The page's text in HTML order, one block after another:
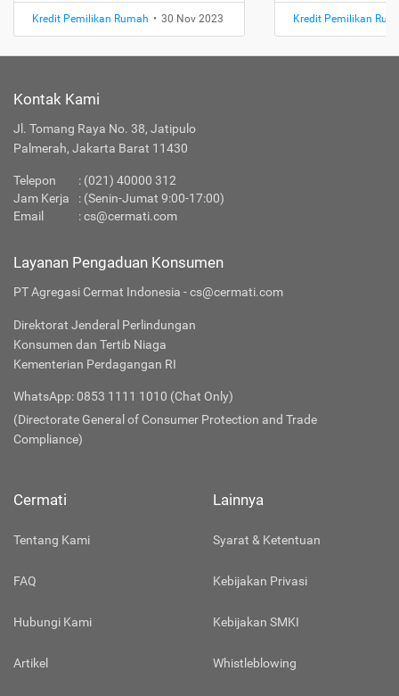
Kredit Pemilikan Rumah • 30 Nov 2023 Kredit Pemilikan
Kontak Kami
Jl. Tomang Raya No. 38, Jatipulo
Palmerah, Jakarta Barat 11430
Telepon : (021) 40000 312
Jam Kerja
: (Senin-Jumat 9:00-17:00)
Email
:cs@cermati.com
Layanan Pengaduan Konsumen
PT Agregasi Cermat Indonesia - cs@cermati.com
Direktorat Jenderal Perlindungan
Konsumen dan Tertib Niaga
Kementerian Perdagangan RI
WhatsApp: 0853 1111 1010 (Chat Only)
(Directorate General of Consumer Protection and Trade
Compliance)
Cermati
Tentang Kami
FAQ
Hubungi Kami
Artikel
Lainnya
Syarat & Ketentuan
Kebijakan Privasi
Kebijakan SMKI
Whistleblowing